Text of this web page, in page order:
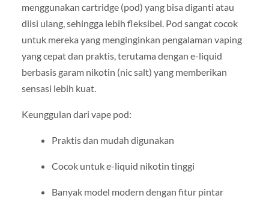
menggunakan cartridge (pod) yang bisa diganti atau
diisi ulang, sehingga lebih fleksibel. Pod sangat cocok
untuk mereka yang menginginkan pengalaman vaping
yang cepat dan praktis, terutama dengan e-liquid
berbasis garam nikotin (nic salt) yang memberikan
sensasi lebih kuat.
Keunggulan dari vape pod:
Praktis dan mudah digunakan
Cocok untuk e-liquid nikotin tinggi
Banyak model modern dengan fitur pintar